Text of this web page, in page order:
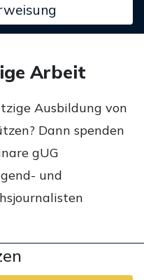
Arbeit
Ausbildung von
Dann spenden
gUG
und